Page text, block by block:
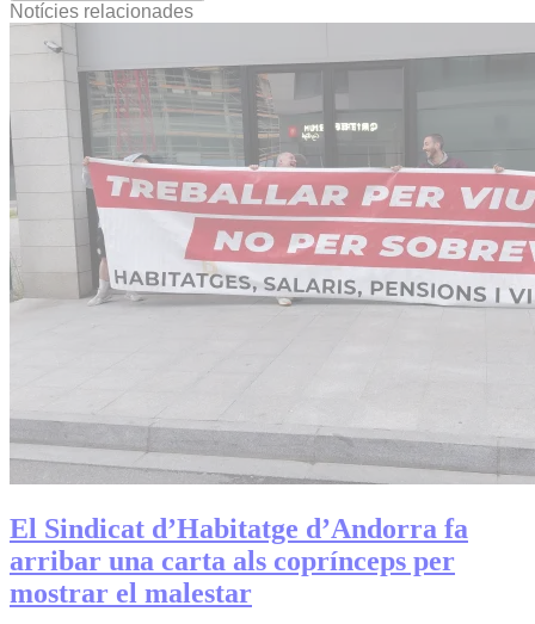
Notícies relacionades
El Sindicat d’Habitatge d’Andorra fa
arribar una carta als coprínceps per
mostrar el malestar